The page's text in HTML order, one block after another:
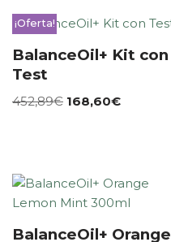
¡Oferta!
BalanceOil+ Kit con
Test
452,89€ 168,60€
BalanceOil+ Orange